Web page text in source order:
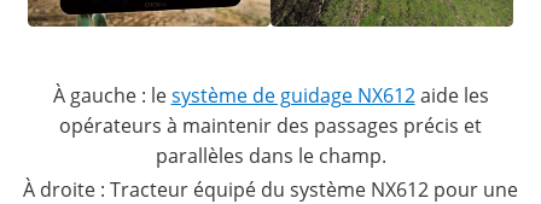
À gauche : lesystème de guidage NX612aide les
opérateurs à maintenir des passages précis et
parallèles dans le champ.
À droite : Tracteur équipé du système NX612 pour une